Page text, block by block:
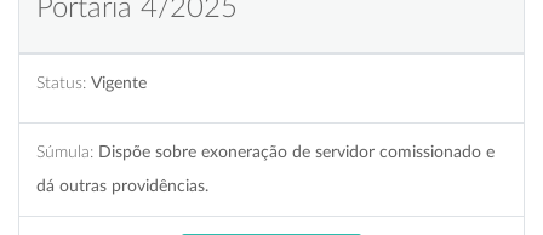
Portaria 4/2025
Status: Vigente
Súmula: Dispõe sobre exoneração de servidor comissionado e
dá outras providências.